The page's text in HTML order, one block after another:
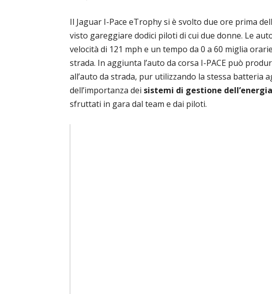
Il Jaguar I-Pace eTrophy si è svolto due ore prima
visto gareggiare dodici piloti di cui due donne. Le
velocità di 121 mph e un tempo da 0 a 60 miglia
strada. In aggiunta l’auto da corsa I-PACE può
all’auto da strada, pur utilizzando la stessa batteria
dell’importanza dei sistemi di gestione
sfruttati in gara dal team e dai piloti.